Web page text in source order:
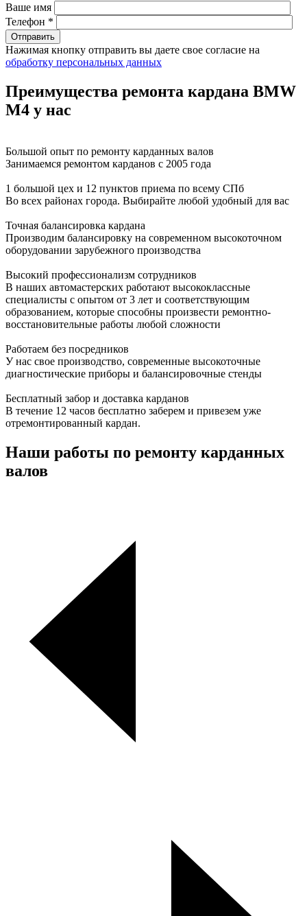
Ваше имя
Телефон *
Нажимая кнопку отправить вы даете свое согласие на
обработку персональных данных
Преимущества ремонта кардана BMW
M4 у нас
Большой опыт по ремонту карданных валов
Занимаемся ремонтом карданов с 2005 года
1 большой цех и 12 пунктов приема по всему СПб
Во всех районах города. Выбирайте любой удобный для вас
Точная балансировка кардана
Производим балансировку на современном высокоточном
оборудовании зарубежного производства
Высокий профессионализм сотрудников
В наших автомастерских работают высококлассные
специалисты с опытом от 3 лет и соответствующим
образованием, которые способны произвести ремонтно-
восстановительные работы любой сложности
Работаем без посредников
У нас свое производство, современные высокоточные
диагностические приборы и балансировочные стенды
Бесплатный забор и доставка карданов
В течение 12 часов бесплатно заберем и привезем уже
отремонтированный кардан.
Наши работы по ремонту карданных
валов